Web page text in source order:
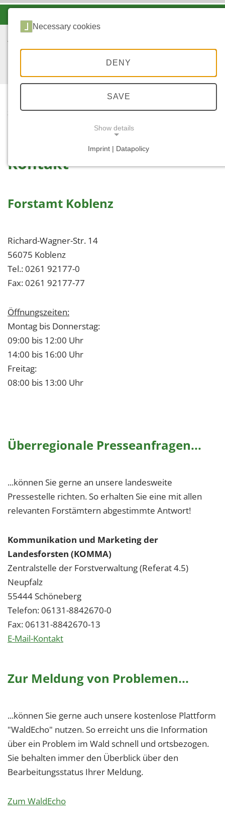
STARTSEITE
...
KONTAKT
Kontakt
Forstamt Koblenz
Richard-Wagner-Str. 14
56075 Koblenz
Tel.: 0261 92177-0
Fax: 0261 92177-77
Öffnungszeiten:
Montag bis Donnerstag:
09:00 bis 12:00 Uhr
14:00 bis 16:00 Uhr
Freitag:
08:00 bis 13:00 Uhr
Überregionale Presseanfragen...
...können Sie gerne an unsere landesweite
Pressestelle richten. So erhalten Sie eine mit allen
relevanten Forstämtern abgestimmte Antwort!
Kommunikation und Marketing der
Landesforsten (KOMMA)
Zentralstelle der Forstverwaltung (Referat 4.5)
Neupfalz
55444 Schöneberg
Telefon: 06131-8842670-0
Fax: 06131-8842670-13
E-Mail-Kontakt
Zur Meldung von Problemen...
...können Sie gerne auch unsere kostenlose Plattform
"WaldEcho" nutzen. So erreicht uns die Information
über ein Problem im Wald schnell und ortsbezogen.
Sie behalten immer den Überblick über den
Bearbeitungsstatus Ihrer Meldung.
Zum WaldEcho
Necessary cookies
DENY
SAVE
Show details
Imprint | Datapolicy